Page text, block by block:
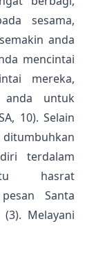
sesama,
anda
mencintai
mereka,
anda untuk
10). Selain
terdalam
hasrat
Santa
Melayani